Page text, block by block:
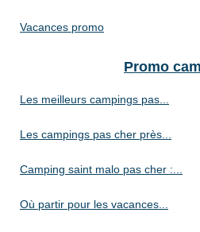
Vacances promo
Promo
Les meilleurs campings pas...
Les campings pas cher près...
Camping saint malo pas cher :...
Où partir pour les vacances...